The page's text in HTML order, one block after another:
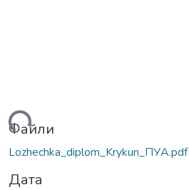
Файли
Lozhechka_diplom_Krykun_ПУА.pdf
Дата